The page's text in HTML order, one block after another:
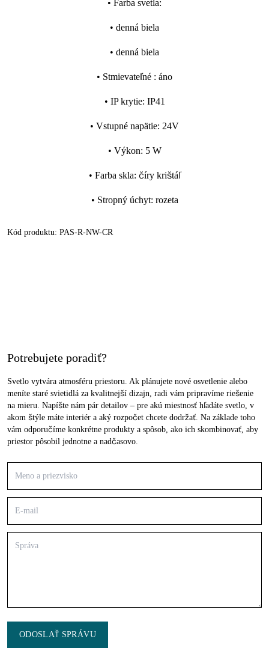
• Farba svetla:
• denná biela
• denná biela
• Stmievateľné : áno
• IP krytie: IP41
• Vstupné napätie: 24V
• Výkon: 5 W
• Farba skla: číry krištáľ
• Stropný úchyt: rozeta
Kód produktu: PAS-R-NW-CR
Potrebujete poradiť?
Svetlo vytvára atmosféru priestoru. Ak plánujete nové osvetlenie alebo
meníte staré svietidlá za kvalitnejší dizajn, radi vám pripravíme riešenie
na mieru. Napíšte nám pár detailov – pre akú miestnosť hľadáte svetlo, v
akom štýle máte interiér a aký rozpočet chcete dodržať. Na základe toho
vám odporučíme konkrétne produkty a spôsob, ako ich skombinovať, aby
priestor pôsobil jednotne a nadčasovo.
ODOSLAŤ SPRÁVU